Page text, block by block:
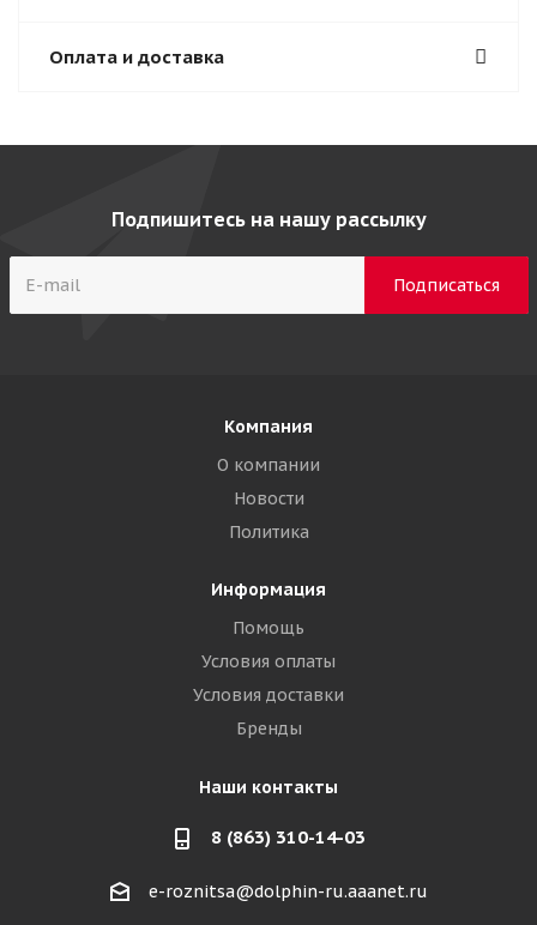
Оплата и доставка
Подпишитесь на нашу рассылку
Компания
О компании
Новости
Политика
Информация
Помощь
Условия оплаты
Условия доставки
Бренды
Наши контакты
8 (863) 310-14-03
e-roznitsa@dolphin-ru.aaanet.ru